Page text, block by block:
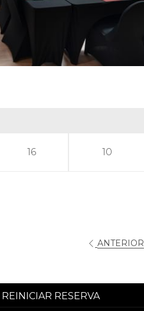
16 10
ANTERIOR
REINICIAR RESERVA